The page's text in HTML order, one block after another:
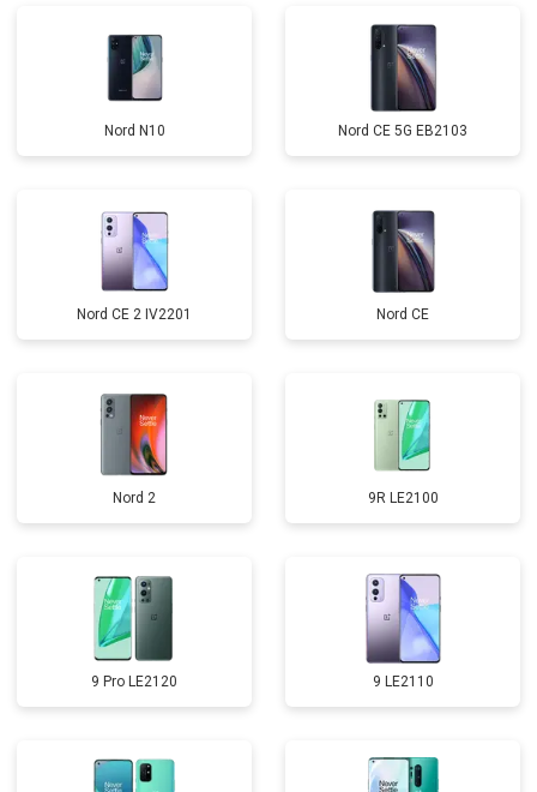
Nord N10 Nord CE 5G EB2103
Nord CE 2 IV2201 Nord CE
Nord 2 9R LE2100
9 Pro LE2120 9 LE2110